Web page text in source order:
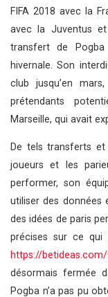
FIFA 2018 avec la
avec la Juventus
transfert de
hivernale. Son
club jusqu’en
prétendants
Marseille, qui avait
De tels transferts
joueurs et les
performer, son
utiliser des données
des idées de paris
précises sur ce qui
https://
désormais fermée
Pogba n’a pas pu